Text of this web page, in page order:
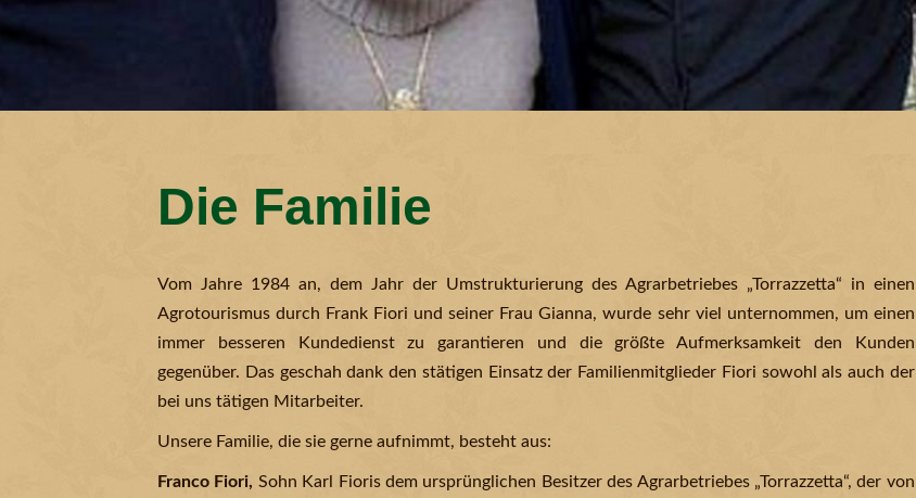
Die Familie
Vom Jahre 1984 an, dem Jahr der Umstrukturierung des Agrarbetriebes „Torrazzetta“ in einen
Agrotourismus durch Frank Fiori und seiner Frau Gianna, wurde sehr viel unternommen, um einen
immer besseren Kundedienst zu garantieren und die größte Aufmerksamkeit den Kunden
gegenüber. Das geschah dank den stätigen Einsatz der Familienmitglieder Fiori sowohl als auch der
bei uns tätigen Mitarbeiter.
Unsere Familie, die sie gerne aufnimmt, besteht aus:
Franco Fiori, Sohn Karl Fioris dem ursprünglichen Besitzer des Agrarbetriebes „Torrazzetta“, der von